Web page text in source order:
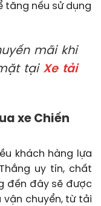
tăng nếu sử dụng
mãi khi
tại Xe tải
xe Chiến
khách hàng lựa
uy tín, chất
đến đây sẽ được
chuyển, từ tải